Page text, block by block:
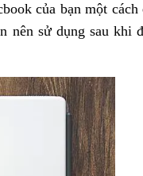
của bạn một cách
nên sử dụng sau khi